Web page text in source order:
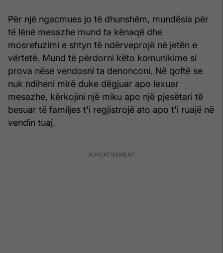
Për një ngacmues jo të dhunshëm, mundësia për
të lënë mesazhe mund ta kënaqë dhe
mosrefuzimi e shtyn të ndërveprojë në jetën e
vërtetë. Mund të përdorni këto komunikime si
prova nëse vendosni ta denonconi. Në qoftë se
nuk ndiheni mirë duke dëgjuar apo lexuar
mesazhe, kërkojini një miku apo një pjesëtari të
besuar të familjes t'i regjistrojë ato apo t'i ruajë në
vendin tuaj.